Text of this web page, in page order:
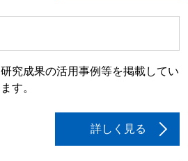
研究成果の活用事例等を掲載してい
ます。
詳しく見る